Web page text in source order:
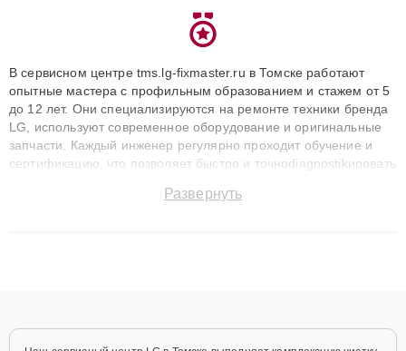
В сервисном центре tms.lg-fixmaster.ru в Томске работают
опытные мастера с профильным образованием и стажем от 5
до 12 лет. Они специализируются на ремонте техники бренда
LG, используют современное оборудование и оригинальные
запчасти. Каждый инженер регулярно проходит обучение и
сертификацию, что позволяет быстро и точноdiagnostikировать
до 3 лет. Наши мастера решают сложные случаи: от замены
Развернуть